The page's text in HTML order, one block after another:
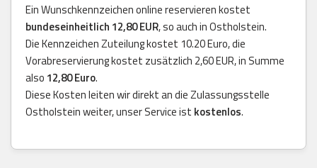
Ein Wunschkennzeichen online reservieren kostet
bundeseinheitlich 12,80 EUR, so auch in Ostholstein.
Die Kennzeichen Zuteilung kostet 10.20 Euro, die
Vorabreservierung kostet zusätzlich 2,60 EUR, in Summe
also 12,80 Euro.
Diese Kosten leiten wir direkt an die Zulassungsstelle
Ostholstein weiter, unser Service ist kostenlos.